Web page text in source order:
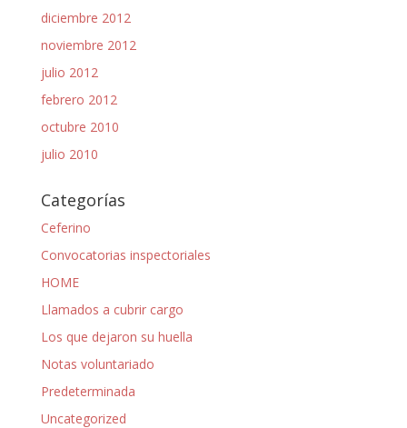
diciembre 2012
noviembre 2012
julio 2012
febrero 2012
octubre 2010
julio 2010
Categorías
Ceferino
Convocatorias inspectoriales
HOME
Llamados a cubrir cargo
Los que dejaron su huella
Notas voluntariado
Predeterminada
Uncategorized